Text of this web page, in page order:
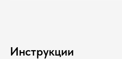
Инструкции